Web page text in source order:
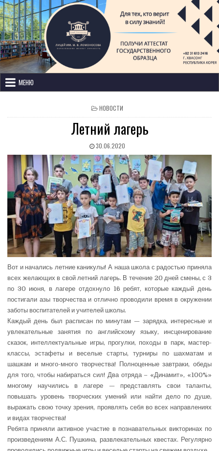
Лицей имени М. В. Ломоносова
с изучением иностранных языков
МЕНЮ
НОВОСТИ
Летний лагерь
30.06.2020
Вот и начались летние каникулы! А наша школа с радостью приняла
всех желающих в свой летний лагерь. В течение 20 дней смены, с 3
по 30 июня, в лагере отдохнуло 16 ребят, которые каждый день
постигали азы творчества и отлично проводили время в окружении
заботы воспитателей и учителей школы.
Каждый день был расписан по минутам — зарядка, интересные и
увлекательные занятия по английскому языку, инсценирование
сказок, интеллектуальные игры, прогулки, походы в парк, мастер-
классы, эстафеты и веселые старты, турниры по шахматам и
шашкам и много-много творчества! Полноценные завтраки, обеды
для того, чтобы набираться сил! Два отряда – «Динамит», «100%»
многому научились в лагере — представлять свои таланты,
повышать уровень творческих умений или найти дело по душе,
выражать свою точку зрения, проявлять себя во всех направлениях
и видах творчества!
Ребята приняли активное участие в познавательных викторинах по
произведениям А.С. Пушкина, развлекательных квестах. Регулярно